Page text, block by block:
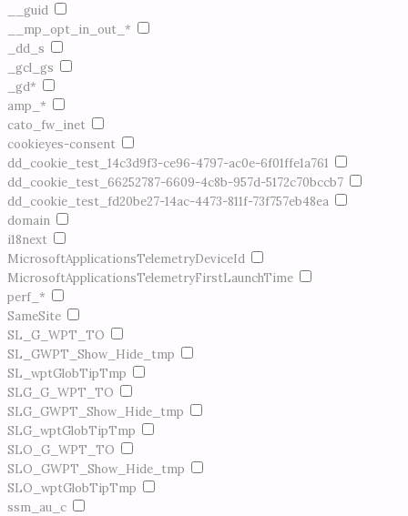
__guid
__mp_opt_in_out_*
_dd_s
_gcl_gs
_gd*
amp_*
cato_fw_inet
cookieyes-consent
dd_cookie_test_14c3d9f3-ce96-4797-ac0e-6f01ffe1a761
dd_cookie_test_66252787-6609-4c8b-957d-5172c70bccb7
dd_cookie_test_fd20be27-14ac-4473-811f-73f757eb48ea
domain
i18next
MicrosoftApplicationsTelemetryDeviceId
MicrosoftApplicationsTelemetryFirstLaunchTime
perf_*
SameSite
SL_G_WPT_TO
SL_GWPT_Show_Hide_tmp
SL_wptGlobTipTmp
SLG_G_WPT_TO
SLG_GWPT_Show_Hide_tmp
SLG_wptGlobTipTmp
SLO_G_WPT_TO
SLO_GWPT_Show_Hide_tmp
SLO_wptGlobTipTmp
ssm_au_c